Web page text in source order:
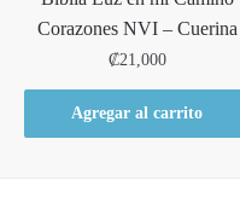
Corazones NVI – Cuerina
₡21,000
Agregar al carrito